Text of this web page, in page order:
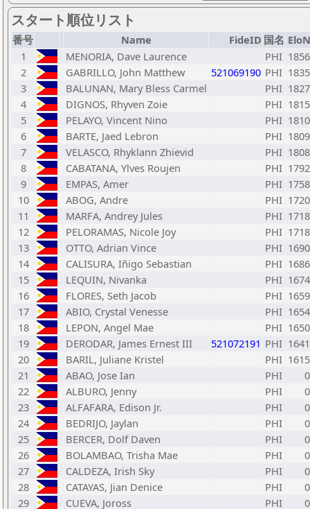
スタート順位リスト
番号 Name FideID 国名 EloN
1
MENORIA, Dave Laurence PHI 1856
2
GABRILLO, John Matthew 521069190 PHI 1835
3
BALUNAN, Mary Bless Carmel PHI 1827
4
DIGNOS, Rhyven Zoie PHI 1815
5
PELAYO, Vincent Nino PHI 1810
6
BARTE, Jaed Lebron PHI 1809
7
VELASCO, Rhyklann Zhievid PHI 1808
8
CABATANA, Ylves Roujen PHI 1792
9
EMPAS, Amer PHI 1758
10
ABOG, Andre PHI 1720
11
MARFA, Andrey Jules PHI 1718
12
PELORAMAS, Nicole Joy PHI 1718
13
OTTO, Adrian Vince PHI 1690
14
CALISURA, Iñigo Sebastian PHI 1686
15
LEQUIN, Nivanka PHI 1674
16
FLORES, Seth Jacob PHI 1659
17
ABIO, Crystal Venesse PHI 1654
18
LEPON, Angel Mae PHI 1650
19
DERODAR, James Ernest III 521072191 PHI 1641
20
BARIL, Juliane Kristel PHI 1615
21
ABAO, Jose Ian PHI
0
22
ALBURO, Jenny PHI
0
23
ALFAFARA, Edison Jr. PHI
0
24
BEDRIJO, Jaylan PHI
0
25
BERCER, Dolf Daven PHI
0
26
BOLAMBAO, Trisha Mae PHI
0
27
CALDEZA, Irish Sky PHI
0
28
CATAYAS, Jian Denice PHI
0
29
CUEVA, Joross PHI
0